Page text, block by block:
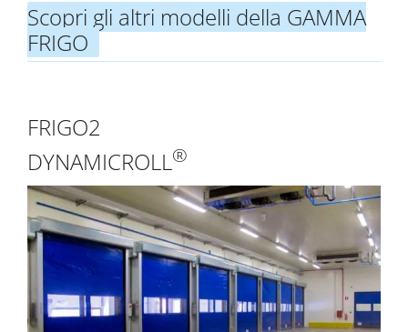
Scopri gli altri modelli della GAMMA
FRIGO
FRIGO2
DYNAMICROLL®